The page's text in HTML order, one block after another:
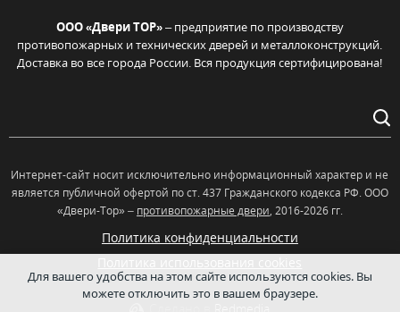
ООО «Двери ТОР»– предприятие по производству
противопожарных и технических дверей и металлоконструкций.
Доставка во все города России. Вся продукция сертифицирована!
Интернет-сайт носит исключительно информационный характер и не
является публичной офертой по ст. 437 Гражданского кодекса РФ. OOO
«Двери-Тор» – противопожарные двери, 2016-2026 гг.
Политика конфиденциальности
Для вашего удобства на этом сайте используются cookies. Вы
можете отключить это в вашем браузере.